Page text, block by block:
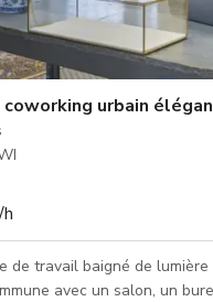
coworking urbain
/h
de travail baigné de
avec un salon, un